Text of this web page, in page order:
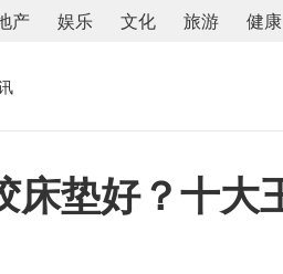
产 娱乐 文化 旅游 健康
床垫好？十大